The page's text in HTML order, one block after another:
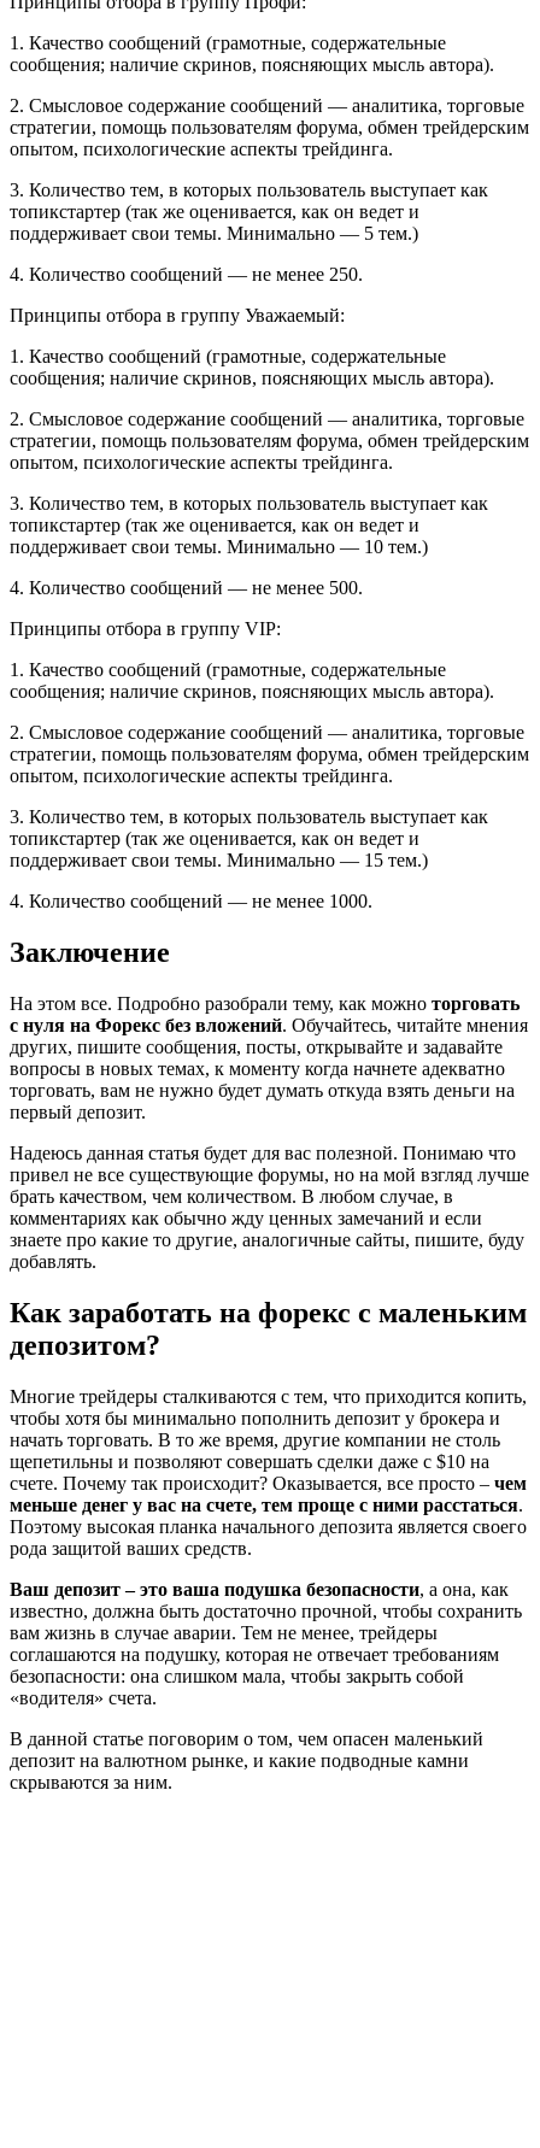
1. Качество сообщений (грамотные, содержательные
сообщения; наличие скринов, поясняющих мысль автора).
2. Смысловое содержание сообщений — аналитика, торговые
стратегии, помощь пользователям форума, обмен трейдерским
опытом, психологические аспекты трейдинга.
3. Количество тем, в которых пользователь выступает как
топикстартер (так же оценивается, как он ведет и
поддерживает свои темы. Минимально — 5 тем.)
4. Количество сообщений — не менее 250.
Принципы отбора в группу Уважаемый:
1. Качество сообщений (грамотные, содержательные
сообщения; наличие скринов, поясняющих мысль автора).
2. Смысловое содержание сообщений — аналитика, торговые
стратегии, помощь пользователям форума, обмен трейдерским
опытом, психологические аспекты трейдинга.
3. Количество тем, в которых пользователь выступает как
топикстартер (так же оценивается, как он ведет и
поддерживает свои темы. Минимально — 10 тем.)
4. Количество сообщений — не менее 500.
Принципы отбора в группу VIP:
1. Качество сообщений (грамотные, содержательные
сообщения; наличие скринов, поясняющих мысль автора).
2. Смысловое содержание сообщений — аналитика, торговые
стратегии, помощь пользователям форума, обмен трейдерским
опытом, психологические аспекты трейдинга.
3. Количество тем, в которых пользователь выступает как
топикстартер (так же оценивается, как он ведет и
поддерживает свои темы. Минимально — 15 тем.)
4. Количество сообщений — не менее 1000.
Заключение
На этом все. Подробно разобрали тему, как можно торговать
с нуля на Форекс без вложений. Обучайтесь, читайте мнения
других, пишите сообщения, посты, открывайте и задавайте
вопросы в новых темах, к моменту когда начнете адекватно
торговать, вам не нужно будет думать откуда взять деньги на
первый депозит.
Надеюсь данная статья будет для вас полезной. Понимаю что
привел не все существующие форумы, но на мой взгляд лучше
брать качеством, чем количеством. В любом случае, в
комментариях как обычно жду ценных замечаний и если
знаете про какие то другие, аналогичные сайты, пишите, буду
добавлять.
Как заработать на форекс с маленьким
депозитом?
Многие трейдеры сталкиваются с тем, что приходится копить,
чтобы хотя бы минимально пополнить депозит у брокера и
начать торговать. В то же время, другие компании не столь
щепетильны и позволяют совершать сделки даже с $10 на
счете. Почему так происходит? Оказывается, все просто – чем
меньше денег у вас на счете, тем проще с ними расстаться.
Поэтому высокая планка начального депозита является своего
рода защитой ваших средств.
Ваш депозит – это ваша подушка безопасности, а она, как
известно, должна быть достаточно прочной, чтобы сохранить
вам жизнь в случае аварии. Тем не менее, трейдеры
соглашаются на подушку, которая не отвечает требованиям
безопасности: она слишком мала, чтобы закрыть собой
«водителя» счета.
В данной статье поговорим о том, чем опасен маленький
депозит на валютном рынке, и какие подводные камни
скрываются за ним.